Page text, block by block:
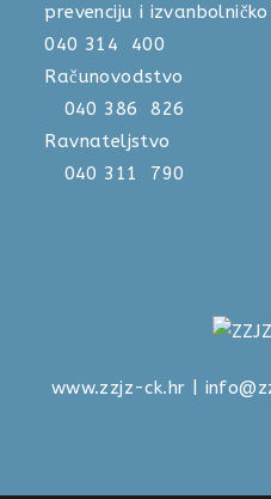
prevenciju i
040 314 400
040 386 826
040 311 790
www.zzjz-ck.hr